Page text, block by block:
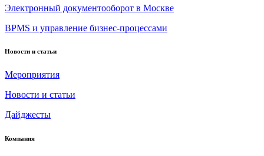
Электронный документооборот в Москве
BPMS и управление бизнес-процессами
Новости и статьи
Мероприятия
Новости и статьи
Дайджесты
Компания